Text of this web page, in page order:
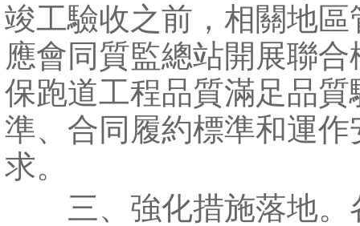
竣工驗收之前，相關地區
應會同質監總站開展聯合
保跑道工程品質滿足品質
準、合同履約標準和運作
求。
三、強化措施落地。